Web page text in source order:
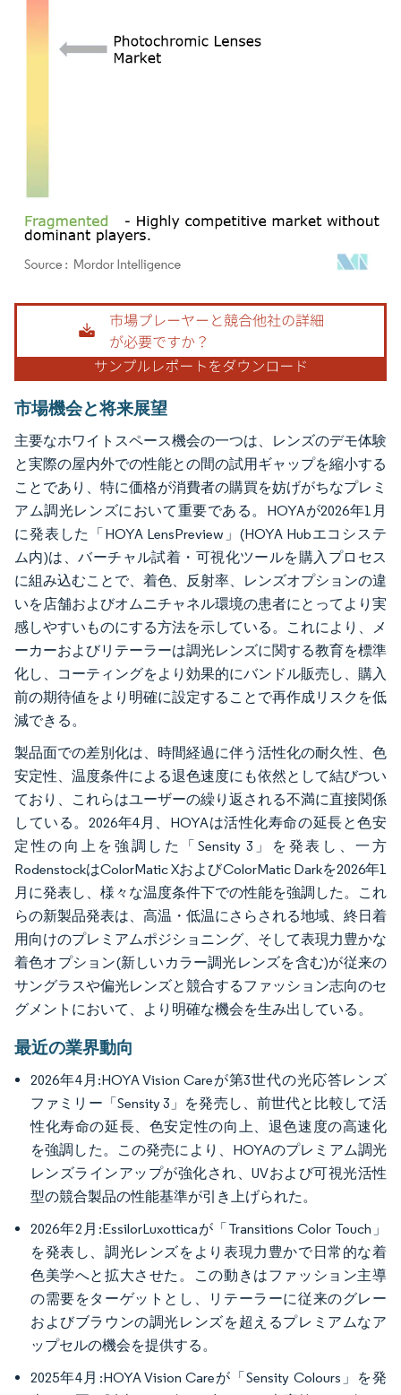
画像 © Mordor Intelligence。再利用にはCC BY 4.0の表示が必要です。
市場機会と将来展望
主要なホワイトスペース機会の一つは、レンズのデモ体験
と実際の屋内外での性能との間の試用ギャップを縮小する
ことであり、特に価格が消費者の購買を妨げがちなプレミ
アム調光レンズにおいて重要である。HOYAが2026年1月
に発表した「HOYA LensPreview」(HOYA Hubエコシステ
ム内)は、バーチャル試着・可視化ツールを購入プロセス
に組み込むことで、着色、反射率、レンズオプションの違
いを店舗およびオムニチャネル環境の患者にとってより実
感しやすいものにする方法を示している。これにより、メ
ーカーおよびリテーラーは調光レンズに関する教育を標準
化し、コーティングをより効果的にバンドル販売し、購入
前の期待値をより明確に設定することで再作成リスクを低
減できる。
製品面での差別化は、時間経過に伴う活性化の耐久性、色
安定性、温度条件による退色速度にも依然として結びつい
ており、これらはユーザーの繰り返される不満に直接関係
している。2026年4月、HOYAは活性化寿命の延長と色安
定性の向上を強調した「Sensity 3」を発表し、一方
RodenstockはColorMatic XおよびColorMatic Darkを2026年1
月に発表し、様々な温度条件下での性能を強調した。これ
らの新製品発表は、高温・低温にさらされる地域、終日着
用向けのプレミアムポジショニング、そして表現力豊かな
着色オプション(新しいカラー調光レンズを含む)が従来の
サングラスや偏光レンズと競合するファッション志向のセ
グメントにおいて、より明確な機会を生み出している。
最近の業界動向
2026年4月:HOYA Vision Careが第3世代の光応答レンズ
ファミリー「Sensity 3」を発売し、前世代と比較して活
性化寿命の延長、色安定性の向上、退色速度の高速化
を強調した。この発売により、HOYAのプレミアム調光
レンズラインアップが強化され、UVおよび可視光活性
型の競合製品の性能基準が引き上げられた。
2026年2月:EssilorLuxotticaが「Transitions Color Touch」
を発表し、調光レンズをより表現力豊かで日常的な着
色美学へと拡大させた。この動きはファッション主導
の需要をターゲットとし、リテーラーに従来のグレー
およびブラウンの調光レンズを超えるプレミアムなア
ップセルの機会を提供する。
2025年4月:HOYA Vision Careが「Sensity Colours」を発